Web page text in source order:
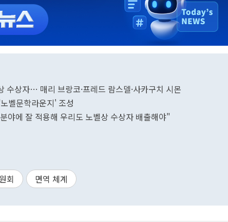
수상자… 매리 브랑코·프레드 람스델·사카구치 시몬
벨문학라운지' 조성
야에 잘 적용해 우리도 노벨상 수상자 배출해야"
회 면역 체계